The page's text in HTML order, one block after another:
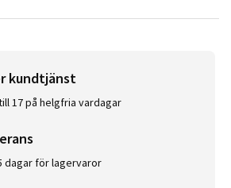
kundtjänst
17 på helgfria vardagar
dagar för lagervaror